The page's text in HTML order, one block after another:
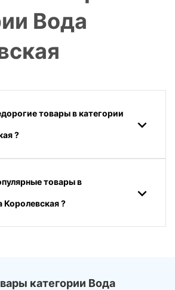
Вода
товары в категории
?
товары в
Королевская ?
категории Вода